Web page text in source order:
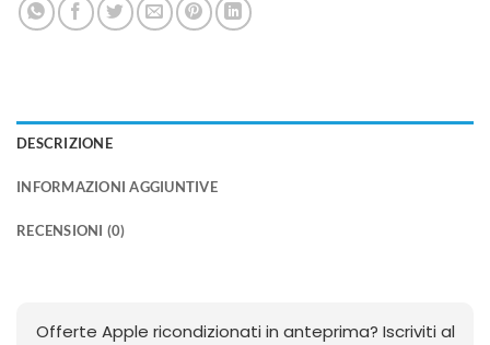
DESCRIZIONE
INFORMAZIONI AGGIUNTIVE
RECENSIONI (0)
Offerte Apple ricondizionati in anteprima? Iscriviti al